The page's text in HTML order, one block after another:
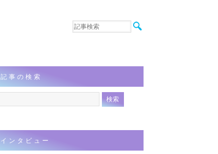
音楽
連載
フォト
記事の検索
インタビュー